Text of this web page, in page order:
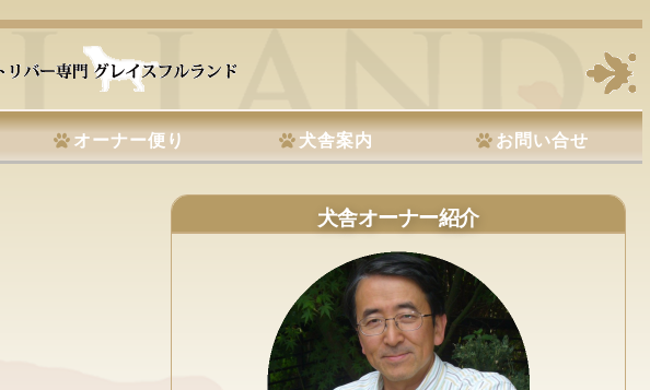
オーナー便り 犬舎案内 お問い合せ
犬舎オーナー紹介